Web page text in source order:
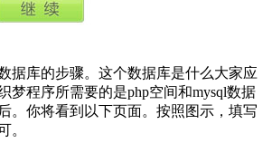
据库的步骤。这个数据库是什么大家应
梦程序所需要的是php空间和mysql数据
。你将看到以下页面。按照图示，填写
。